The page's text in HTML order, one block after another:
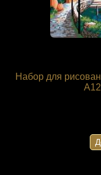
Набор для